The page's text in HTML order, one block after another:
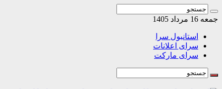
1405
استانبول سرا
سرای اعلانات
سرای مارکت